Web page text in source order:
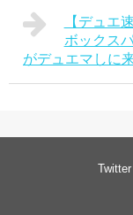
【デュエ
ボックス
がデュエマしに
Twitter